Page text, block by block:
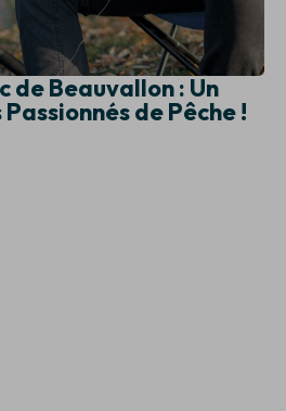
de Beauvallon : Un
de Pêche !